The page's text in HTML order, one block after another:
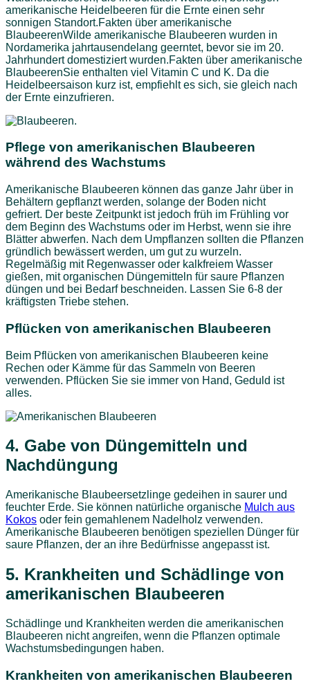
amerikanische Heidelbeeren für die Ernte einen sehr
sonnigen Standort.Fakten über amerikanische
BlaubeerenWilde amerikanische Blaubeeren wurden in
Nordamerika jahrtausendelang geerntet, bevor sie im 20.
Jahrhundert domestiziert wurden.Fakten über amerikanische
BlaubeerenSie enthalten viel Vitamin C und K. Da die
Heidelbeersaison kurz ist, empfiehlt es sich, sie gleich nach
der Ernte einzufrieren.
Pflege von amerikanischen Blaubeeren
während des Wachstums
Amerikanische Blaubeeren können das ganze Jahr über in
Behältern gepflanzt werden, solange der Boden nicht
gefriert. Der beste Zeitpunkt ist jedoch früh im Frühling vor
dem Beginn des Wachstums oder im Herbst, wenn sie ihre
Blätter abwerfen. Nach dem Umpflanzen sollten die Pflanzen
gründlich bewässert werden, um gut zu wurzeln.
Regelmäßig mit Regenwasser oder kalkfreiem Wasser
gießen, mit organischen Düngemitteln für saure Pflanzen
düngen und bei Bedarf beschneiden. Lassen Sie 6-8 der
kräftigsten Triebe stehen.
Pflücken von amerikanischen Blaubeeren
Beim Pflücken von amerikanischen Blaubeeren keine
Rechen oder Kämme für das Sammeln von Beeren
verwenden. Pflücken Sie sie immer von Hand, Geduld ist
alles.
4. Gabe von Düngemitteln und
Nachdüngung
Amerikanische Blaubeersetzlinge gedeihen in saurer und
feuchter Erde. Sie können natürliche organische Mulch aus
Kokos oder fein gemahlenem Nadelholz verwenden.
Amerikanische Blaubeeren benötigen speziellen Dünger für
saure Pflanzen, der an ihre Bedürfnisse angepasst ist.
5. Krankheiten und Schädlinge von
amerikanischen Blaubeeren
Schädlinge und Krankheiten werden die amerikanischen
Blaubeeren nicht angreifen, wenn die Pflanzen optimale
Wachstumsbedingungen haben.
Krankheiten von amerikanischen Blaubeeren